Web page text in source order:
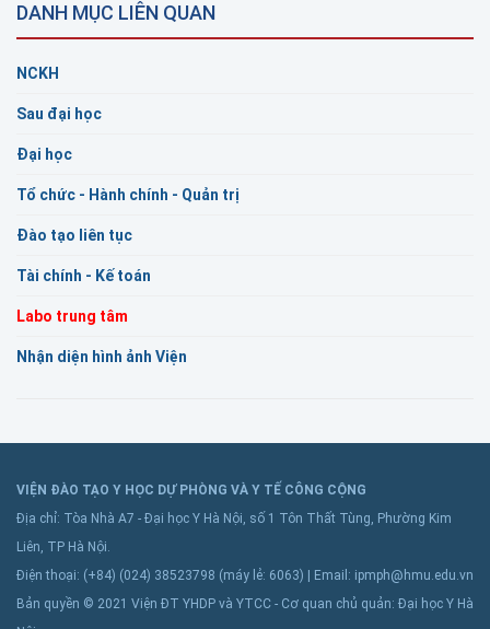
DANH MỤC LIÊN QUAN
NCKH
Sau đại học
Đại học
Tổ chức - Hành chính - Quản trị
Đào tạo liên tục
Tài chính - Kế toán
Labo trung tâm
Nhận diện hình ảnh Viện
VIỆN ĐÀO TẠO Y HỌC DỰ PHÒNG VÀ Y TẾ CÔNG CỘNG
Địa chỉ: Tòa Nhà A7 - Đại học Y Hà Nội, số 1 Tôn Thất Tùng, Phường Kim
Liên, TP Hà Nội.
Điện thoại: (+84) (024) 38523798 (máy lẻ: 6063) | Email: ipmph@hmu.edu.vn
Bản quyền © 2021 Viện ĐT YHDP và YTCC - Cơ quan chủ quản: Đại học Y Hà